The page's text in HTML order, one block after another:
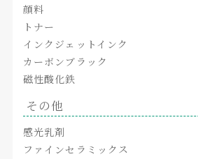
顔料
トナー
インクジェットインク
カーボンブラック
磁性酸化鉄
その他
感光乳剤
ファインセラミックス